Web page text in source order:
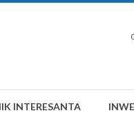
INTERESANTA